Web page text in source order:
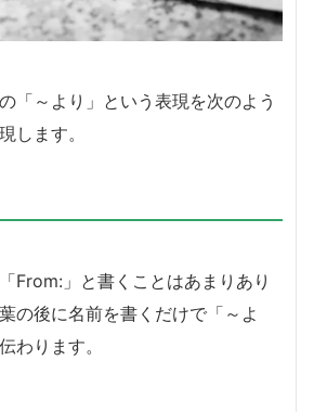
「～より」という表現を次のよう
します。
From:」と書くことはあまりあり
の後に名前を書くだけで「～よ
わります。